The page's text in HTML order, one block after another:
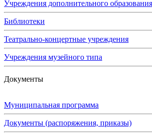
Учреждения дополнительного
Библиотеки
Театрально-концертные учреждения
Учреждения музейного типа
Документы
Муниципальная программа
Документы (распоряжения, приказы)